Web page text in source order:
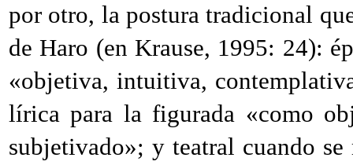
por otro, la postura tradicional
de Haro (en Krause, 1995: 24):
«objetiva, intuitiva,
lírica para la figurada «como
subjetivado»; y teatral cuando